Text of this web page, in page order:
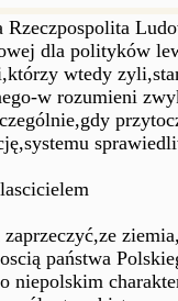
Rzeczpospolita
dla polityków
wtedy
w rozumieni
państwa
niepolskim